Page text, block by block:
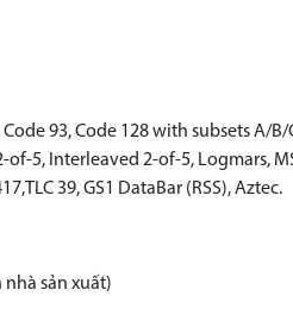
93, Code 128 with subsets A/
5, Interleaved 2-of-5, Logmars,
39, GS1 DataBar (RSS), Aztec.
sản xuất)